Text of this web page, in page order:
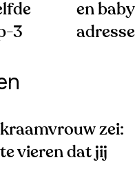
3
en
kraamvrouw zei:
vieren dat jij